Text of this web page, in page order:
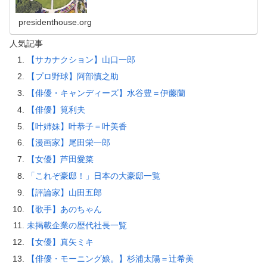
presidenthouse.org
人気記事
【サカナクション】山口一郎
【プロ野球】阿部慎之助
【俳優・キャンディーズ】水谷豊＝伊藤蘭
【俳優】筧利夫
【叶姉妹】叶恭子＝叶美香
【漫画家】尾田栄一郎
【女優】芦田愛菜
「これぞ豪邸！」日本の大豪邸一覧
【評論家】山田五郎
【歌手】あのちゃん
未掲載企業の歴代社長一覧
【女優】真矢ミキ
【俳優・モーニング娘。】杉浦太陽＝辻希美